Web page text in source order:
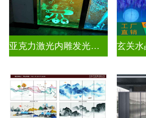
亚克力激光内雕发光通电玻璃